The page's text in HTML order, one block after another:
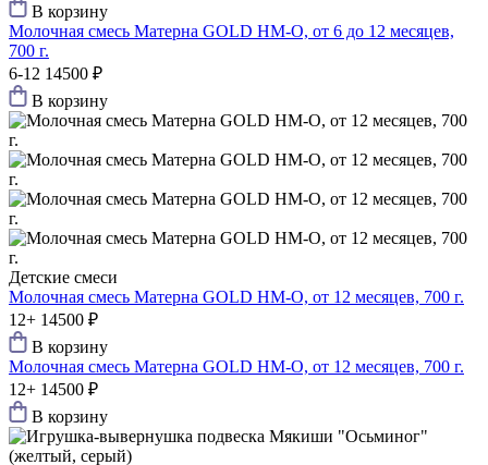
В корзину
Молочная смесь Матерна GOLD HM-O, от 6 до 12 месяцев,
700 г.
6-12 14500 ₽
В корзину
Детские смеси
Молочная смесь Матерна GOLD HM-O, от 12 месяцев, 700 г.
12+ 14500 ₽
В корзину
Молочная смесь Матерна GOLD HM-O, от 12 месяцев, 700 г.
12+ 14500 ₽
В корзину